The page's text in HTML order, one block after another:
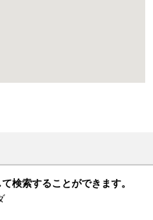
検索することができます。